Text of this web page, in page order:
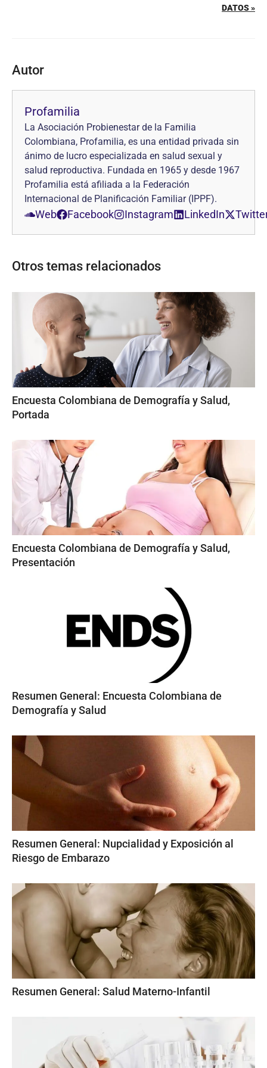
DATOS »
Autor
Profamilia
La Asociación Probienestar de la Familia
Colombiana, Profamilia, es una entidad privada sin
ánimo de lucro especializada en salud sexual y
salud reproductiva. Fundada en 1965 y desde 1967
Profamilia está afiliada a la Federación
Internacional de Planificación Familiar (IPPF).
Web Facebook Instagram LinkedIn
Otros temas relacionados
Encuesta Colombiana de Demografía y Salud,
Portada
Encuesta Colombiana de Demografía y Salud,
Presentación
Resumen General: Encuesta Colombiana de
Demografía y Salud
Resumen General: Nupcialidad y Exposición al
Riesgo de Embarazo
Resumen General: Salud Materno-Infantil